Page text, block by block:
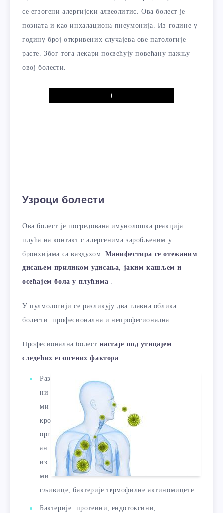
се егзогени алергијски алвеолитис. Ова болест је
позната и као инхалациона пнеумонија. Из године у
годину број откривених случајева ове патологије
расте. Због тога лекари посвећују повећану пажњу
овој болести.
Play
Узроци болести
Ова болест је посредована имунолошка реакција
плућа на контакт с алергенима заробљеним у
бронхијама са ваздухом.Манифестира се отежаним
дисањем приликом удисања, јаким кашљем и
осећајем бола у плућима .
У пулмологији се разликују два главна облика
болести: професионална и непрофесионална.
Професионална болест настаје под утицајем
следећих егзогених фактора :
Раз
ни
ми
кро
орг
ан
из
ми:
гљивице, бактерије термофилне актиномицете.
Бактерије: протеини, ендотоксини,